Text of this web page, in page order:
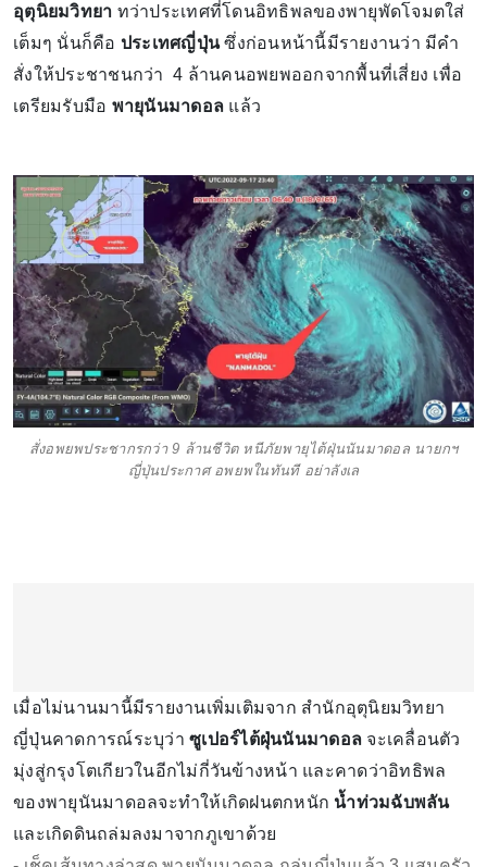
อุตุนิยมวิทยา ทว่าประเทศที่โดนอิทธิพลของพายุพัดโจมตใส่
เต็มๆ นั่นก็คือ ประเทศญี่ปุ่นซึ่งก่อนหน้านี้มีรายงานว่า มีคำ
สั่งให้ประชาชนกว่า 4 ล้านคนอพยพออกจากพื้นที่เสี่ยง เพื่อ
เตรียมรับมือ พายุนันมาดอล แล้ว
สั่งอพยพประชากรกว่า 9 ล้านชีวิต หนีภัยพายุไต้ฝุ่นนันมาดอล นายกฯ
ญี่ปุ่นประกาศ อพยพในทันที อย่าลังเล
เมื่อไม่นานมานี้มีรายงานเพิ่มเติมจาก สำนักอุตุนิยมวิทยา
ญี่ปุ่นคาดการณ์ระบุว่า ซูเปอร์ไต้ฝุ่นนันมาดอล จะเคลื่อนตัว
มุ่งสู่กรุงโตเกียวในอีกไม่กี่วันข้างหน้า และคาดว่าอิทธิพล
ของพายุนันมาดอลจะทำให้เกิดฝนตกหนัก น้ำท่วมฉับพลัน
และเกิดดินถล่มลงมาจากภูเขาด้วย